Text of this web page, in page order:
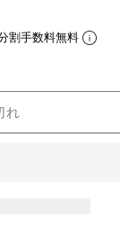
割手数料無料
れ